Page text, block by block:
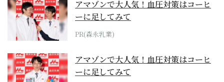
アマゾンで大人気！血圧対策はコーヒ
ーに足してみて
PR(森永乳業)
アマゾンで大人気！血圧対策はコーヒ
ーに足してみて